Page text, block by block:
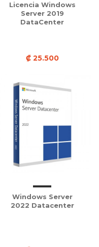
Licencia Windows
Server 2019
DataCenter
₡ 25.500
Windows Server
2022 Datacenter